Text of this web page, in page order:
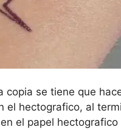
copia se tiene que
el hectografico, al
el papel hectografico